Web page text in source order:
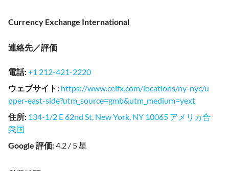
Currency Exchange International
連絡先／評価
電話:+1 212-421-2220
ウェブサイト : https://www.ceifx.com/locations/ny-nyc/u
pper-east-side?utm_source=gmb&utm_medium=yext
住所: 134-1/2 E 62nd St, New York, NY 10065 アメリカ合
衆国
Google 評価:4.2 / 5 星